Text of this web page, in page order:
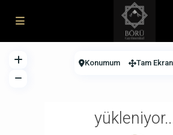
Konumum Tam Ekran